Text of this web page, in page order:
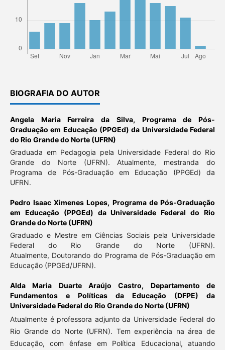
BIOGRAFIA DO AUTOR
Angela Maria Ferreira da Silva, Programa de Pós-
Graduação em Educação (PPGEd) da Universidade Federal
do Rio Grande do Norte (UFRN)
Graduada em Pedagogia pela Universidade Federal do Rio
Grande do Norte (UFRN). Atualmente, mestranda do
Programa de Pós-Graduação em Educação (PPGEd) da
UFRN.
Pedro Isaac Ximenes Lopes, Programa de Pós-Graduação
em Educação (PPGEd) da Universidade Federal do Rio
Grande do Norte (UFRN)
Graduado e Mestre em Ciências Sociais pela Universidade
Federal do Rio Grande do Norte (UFRN).
Atualmente, Doutorando do Programa de Pós-Graduação em
Educação (PPGEd/UFRN).
Alda Maria Duarte Araújo Castro, Departamento de
Fundamentos e Políticas da Educação (DFPE) da
Universidade Federal do Rio Grande do Norte (UFRN)
Atualmente é professora adjunto da Universidade Federal do
Rio Grande do Norte (UFRN). Tem experiência na área de
Educação, com ênfase em Política Educacional, atuando